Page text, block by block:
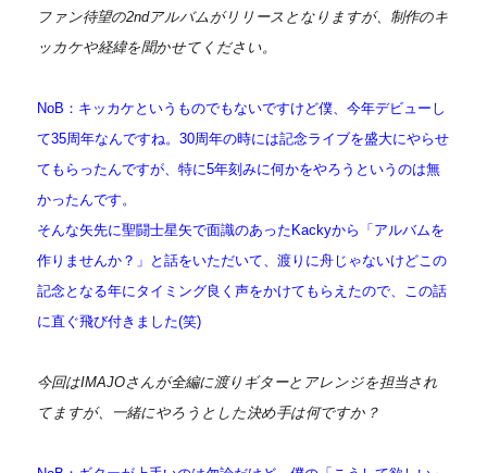
ファン待望の2ndアルバムがリリースとなりますが、制作のキ
ッカケや経緯を聞かせてください。
NoB：キッカケというものでもないですけど僕、今年デビューし
て35周年なんですね。30周年の時には記念ライブを盛大にやらせ
てもらったんですが、特に5年刻みに何かをやろうというのは無
かったんです。
そんな矢先に聖闘士星矢で面識のあったKackyから「アルバムを
作りませんか？」と話をいただいて、渡りに舟じゃないけどこの
記念となる年にタイミング良く声をかけてもらえたので、この話
に直ぐ飛び付きました(笑)
今回はIMAJOさんが全編に渡りギターとアレンジを担当され
てますが、一緒にやろうとした決め手は何ですか？